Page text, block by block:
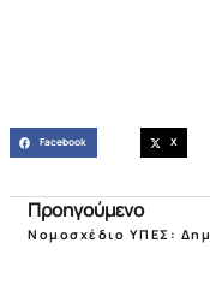
Facebook X
Προηγούμενο